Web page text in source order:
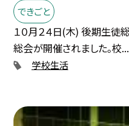
できごと
１０月２４日(木) 後期生徒
総会が開催されました。校...
学校生活